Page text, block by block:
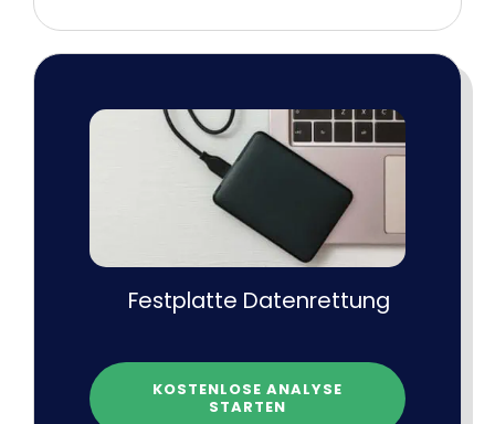
Festplatte Datenrettung
KOSTENLOSE ANALYSE
STARTEN